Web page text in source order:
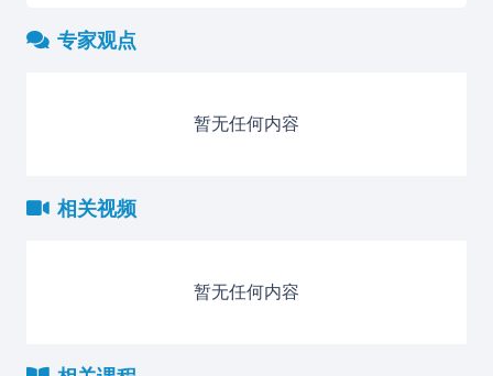
专家观点
暂无任何内容
相关视频
暂无任何内容